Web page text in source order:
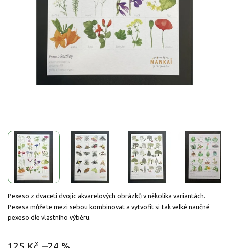
Pexeso z dvaceti dvojic akvarelových obrázků v několika variantách.
Pexesa můžete mezi sebou kombinovat a vytvořit si tak velké naučné
pexeso dle vlastního výběru.